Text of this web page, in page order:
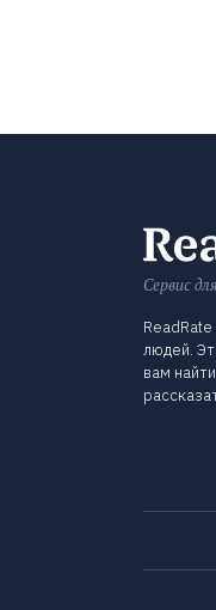
Сервис
людей.
вам